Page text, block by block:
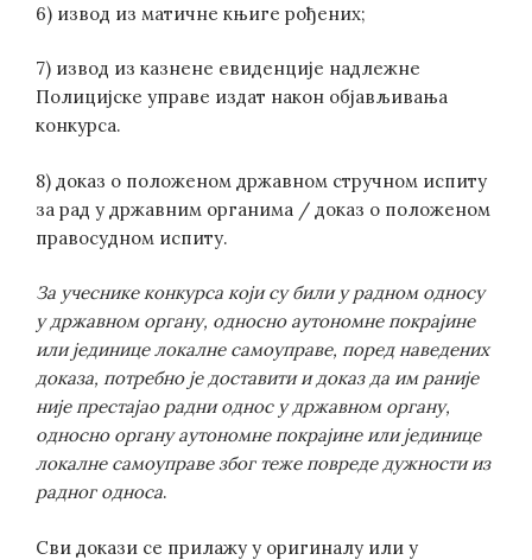
6) извод из матичне књиге рођених;
7) извод из казнене евиденције надлежне
Полицијске управе издат након објављивања
конкурса.
8) доказ о положеном државном стручном испиту
за рад у државним органима / доказ о положеном
правосудном испиту.
За учеснике конкурса који су били у радном односу
у државном органу, односно аутономне покрајине
или јединице локалне самоуправе, поред наведених
доказа, потребно је доставити и доказ да им раније
није престајао радни однос у државном органу,
односно органу аутономне покрајине или јединице
локалне самоуправе због теже повреде дужности из
радног односа.
Сви докази се прилажу у оригиналу или у